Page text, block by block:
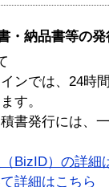
・納品書等の
ンでは、24時
す。
書発行には、
BizID）の詳細
詳細はこちら